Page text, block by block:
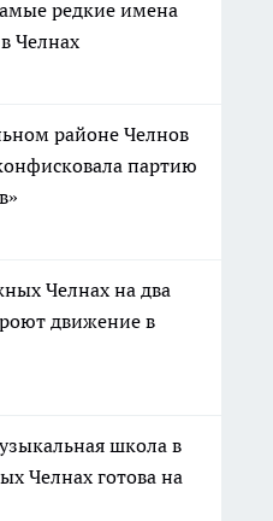
редкие имена
Челнах
районе Челнов
партию
Челнах на два
движение в
школа в
Челнах готова на